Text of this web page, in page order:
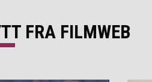
FRA FILMWEB